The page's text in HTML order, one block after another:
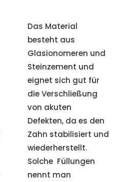
Das Material
besteht aus
Glasionomeren und
Steinzement und
eignet sich gut für
die Verschließung
von akuten
Defekten, da es den
Zahn stabilisiert und
wiederherstellt.
Solche Füllungen
nennt man